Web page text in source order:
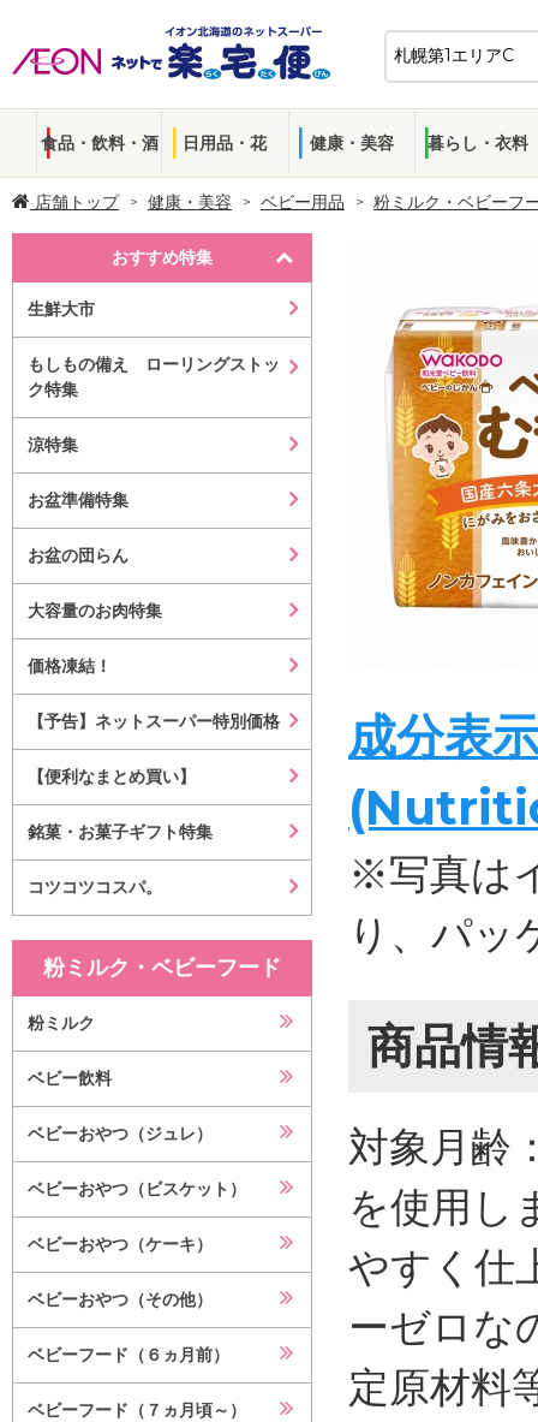
食品・飲料・酒 日用品・花 健康・美容 暮らし・衣料
店舗トップ 健康・美容 ベビー用品 粉ミルク・ベビーフ
おすすめ特集
生鮮大市
もしもの備え ローリングストッ
ク特集
涼特集
お盆準備特集
お盆の団らん
大容量のお肉特集
価格凍結！
【予告】ネットスーパー特別価格
【便利なまとめ買い】
銘菓・お菓子ギフト特集
コツコツコスパ。
粉ミルク・ベビーフード
粉ミルク
ベビー飲料
ベビーおやつ（ジュレ）
ベビーおやつ（ビスケット）
ベビーおやつ（ケーキ）
ベビーおやつ（その他）
ベビーフード（６ヵ月前）
ベビーフード（７ヵ月頃～）
成分表
※写真は
り、パッ
商品情
対象月齢
を使用し
やすく仕
ーゼロな
定原材料